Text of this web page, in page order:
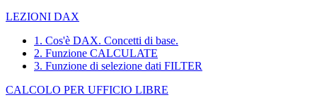
LEZIONI DAX
1. Cos'è DAX. Concetti di base.
2. Funzione CALCULATE
3. Funzione di selezione dati FILTER
CALCOLO PER UFFICIO LIBRE